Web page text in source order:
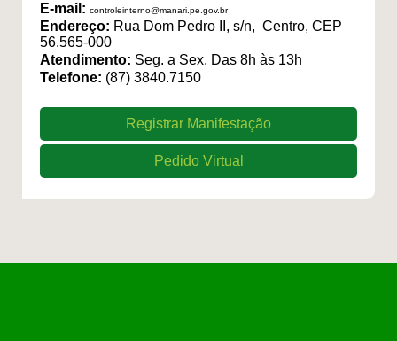
E-mail: controleinterno@manari.pe.gov.br
Endereço: Rua Dom Pedro II, s/n, Centro, CEP
56.565-000
Atendimento: Seg. a Sex. Das 8h às 13h
Telefone: (87) 3840.7150
Registrar Manifestação
Pedido Virtual